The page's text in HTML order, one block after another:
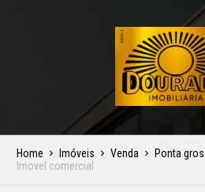
Home Imóveis Venda Ponta
Imovel comercial